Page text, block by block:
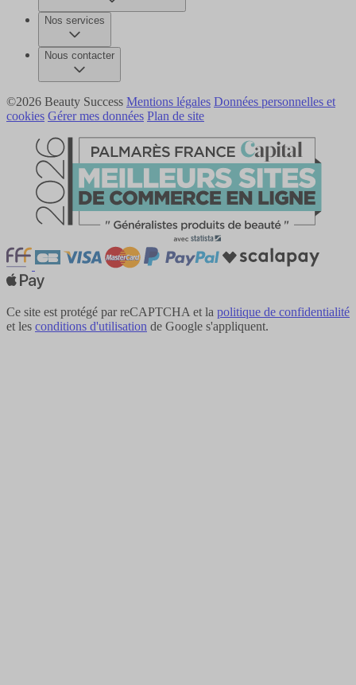
Nos services
Nous contacter
©2026 Beauty Success Mentions légales Données personnelles et
cookies Gérer mes données Plan de site
Ce site est protégé par reCAPTCHA et la politique de confidentialité
et les conditions d'utilisation de Google s'appliquent.